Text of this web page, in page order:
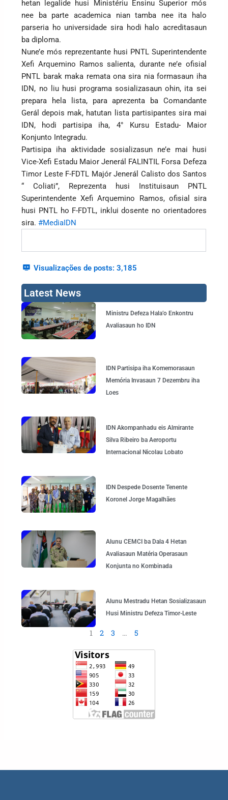
hetan legalide husi Ministériu Ensinu Superior mós
nee ba parte academica nian tamba nee ita halo
parseria ho universidade sira hodi halo acreditasaun
ba diploma.
Nune’e mós reprezentante husi PNTL Superintendente
Xefi Arquemino Ramos salienta, durante ne’e ofisial
PNTL barak maka remata ona sira nia formasaun iha
IDN, no liu husi programa sosializasaun ohin, ita sei
prepara hela lista, para aprezenta ba Comandante
Gerál depois mak, hatutan lista partisipantes sira mai
IDN, hodi partisipa iha, 4° Kursu Estadu- Maior
Konjunto Integradu.
Partisipa iha aktividade sosializasun ne’e mai husi
Vice-Xefi Estadu Maior Jenerál FALINTIL Forsa Defeza
Timor Leste F-FDTL Majór Jenerál Calisto dos Santos
“ Coliati”, Reprezenta husi Instituisaun PNTL
Superintendente Xefi Arquemino Ramos, ofisial sira
husi PNTL ho F-FDTL, inklui dosente no orientadores
sira.#MediaIDN
Visualizações de posts: 3,185
Latest News
Ministru Defeza Hala’o Enkontru
Avaliasaun ho IDN
IDN Partisipa iha Komemorasaun
Memória Invasaun 7 Dezembru iha
Loes
IDN Akompanhadu eis Almirante
Silva Ribeiro ba Aeroportu
Internacional Nicolau Lobato
IDN Despede Dosente Tenente
Koronel Jorge Magalhães
Alunu CEMCI ba Dala 4 Hetan
Avaliasaun Matéria Operasaun
Konjunta no Kombinada
Alunu Mestradu Hetan Sosializasaun
Husi Ministru Defeza Timor-Leste
Page
1 2 3 … 5